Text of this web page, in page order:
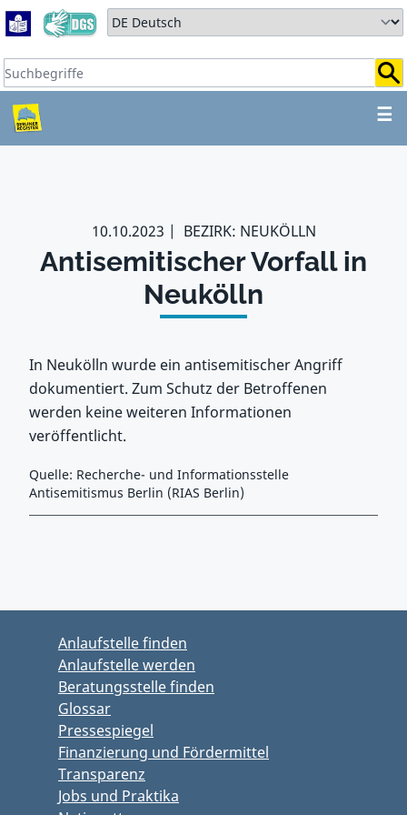
Zum Hauptbereich springen
Zum Hauptmenü springen
Sprache auswählen:
Suchbegriffe:
☰
ZUM HAUPTBEREICH
10.10.2023 BEZIRK: NEUKÖLLN
Antisemitischer Vorfall in
Neukölln
In Neukölln wurde ein antisemitischer Angriff
dokumentiert. Zum Schutz der Betroffenen
werden keine weiteren Informationen
veröffentlicht.
Quelle: Recherche- und Informationsstelle
Antisemitismus Berlin (RIAS Berlin)
Anlaufstelle finden
Anlaufstelle werden
Beratungsstelle finden
Glossar
Pressespiegel
Finanzierung und Fördermittel
Transparenz
Jobs und Praktika